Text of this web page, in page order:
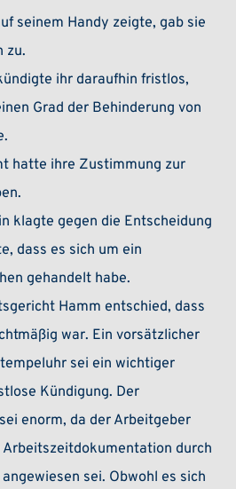
seinem Handy zeigte, gab sie
zu.
ihr daraufhin fristlos,
Grad der Behinderung von
hatte ihre Zustimmung zur
klagte gegen die Entscheidung
dass es sich um ein
gehandelt habe.
Hamm entschied, dass
war. Ein vorsätzlicher
sei ein wichtiger
Kündigung. Der
enorm, da der Arbeitgeber
durch
sei. Obwohl es sich